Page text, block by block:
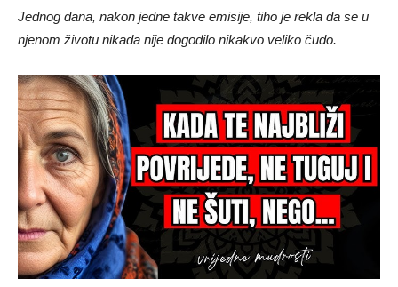
Jednog dana, nakon jedne takve emisije, tiho je rekla da se u
njenom životu nikada nije dogodilo nikakvo veliko čudo.